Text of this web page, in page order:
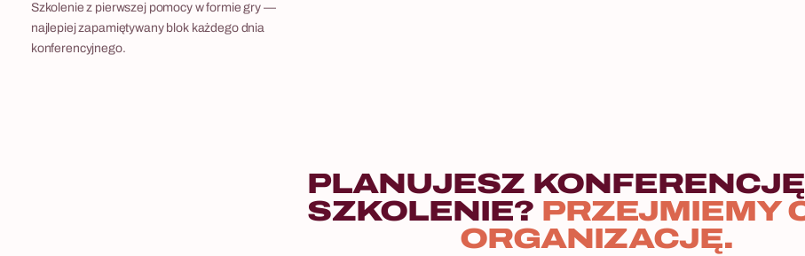
Szkolenie z pierwszej pomocy w formie gry —
najlepiej zapamiętywany blok każdego dnia
konferencyjnego.
PLANUJESZ
SZKOLENIE? PRZEJMIEMY
ORGANIZACJĘ.